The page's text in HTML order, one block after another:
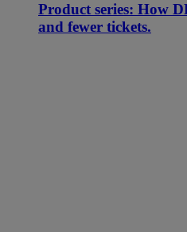
Product series: How
and fewer tickets.